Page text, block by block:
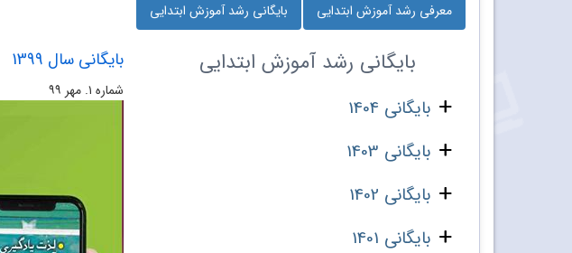
معرفی رشد آموزش ابتدایی بایگانی رشد آموزش ابتدایی
بایگانی رشد آموزش ابتدایی
بایگانی 1404
بایگانی 1403
بایگانی 1402
بایگانی 1401
بایگانی سال 1399
شماره ۱. مهر ۹۹